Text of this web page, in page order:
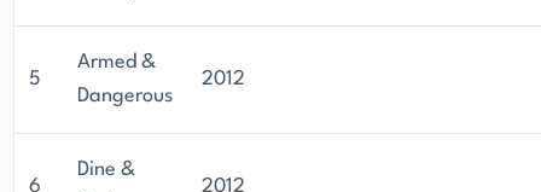
5
Armed &
Dangerous
2012
6
Dine &
2012